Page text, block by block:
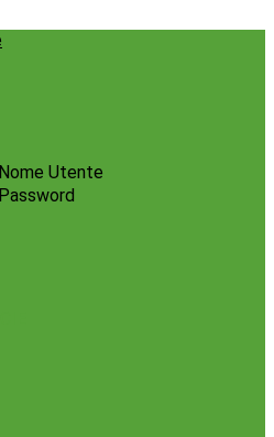
Nome Utente
Password